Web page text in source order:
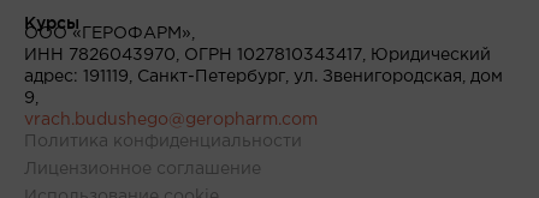
Курсы
ООО «ГЕРОФАРМ»,
ИНН 7826043970, ОГРН 1027810343417, Юридический
адрес: 191119, Санкт-Петербург, ул. Звенигородская, дом
9,
vrach.budushego@geropharm.com
Политика конфиденциальности
Лицензионное соглашение